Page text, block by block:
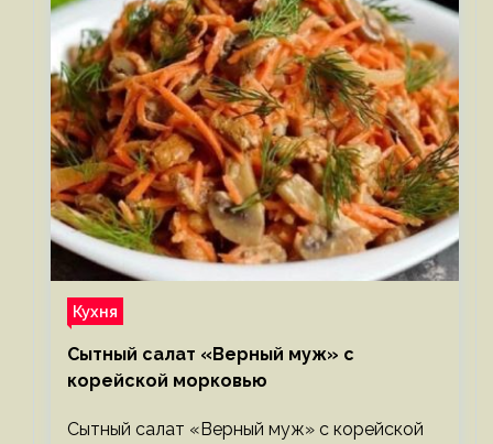
Кухня
Сытный салат «Верный муж» с
корейской морковью
Сытный салат «Верный муж» с корейской